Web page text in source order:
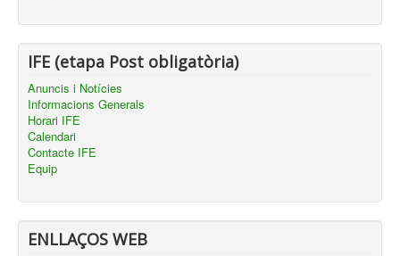
IFE (etapa Post obligatòria)
Anuncis i Notícies
Informacions Generals
Horari IFE
Calendari
Contacte IFE
Equip
ENLLAÇOS WEB